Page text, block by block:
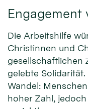
Engagement
Die Arbeitshilfe
Christinnen und
gesellschaftlichen
gelebte
Wandel:
hoher Zahl,